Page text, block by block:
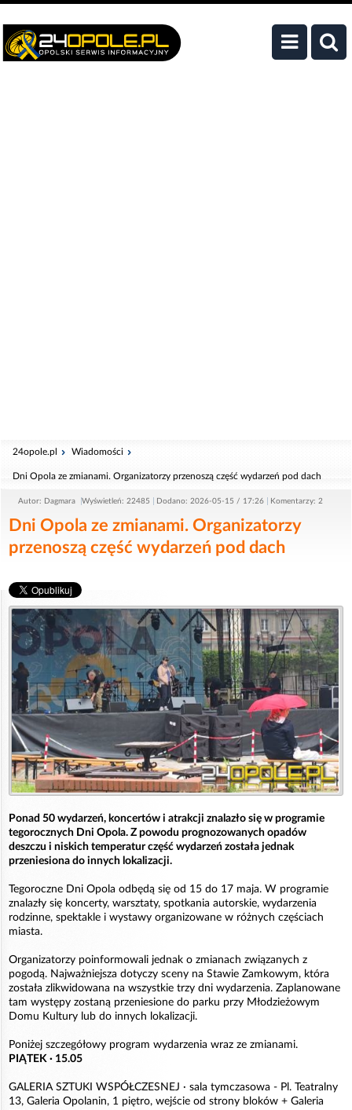
24opole.pl Wiadomości
Dni Opola ze zmianami. Organizatorzy przenoszą część wydarzeń pod dach
Autor: Dagmara Wyświetleń: 22485 Dodano: 2026-05-15 / 17:26 Komentarzy: 2
Dni Opola ze zmianami. Organizatorzy
przenoszą część wydarzeń pod dach
Ponad 50 wydarzeń, koncertów i atrakcji znalazło się w programie
tegorocznych Dni Opola. Z powodu prognozowanych opadów
deszczu i niskich temperatur część wydarzeń została jednak
przeniesiona do innych lokalizacji.
Tegoroczne Dni Opola odbędą się od 15 do 17 maja. W programie
znalazły się koncerty, warsztaty, spotkania autorskie, wydarzenia
rodzinne, spektakle i wystawy organizowane w różnych częściach
miasta.
Organizatorzy poinformowali jednak o zmianach związanych z
pogodą. Najważniejsza dotyczy sceny na Stawie Zamkowym, która
została zlikwidowana na wszystkie trzy dni wydarzenia. Zaplanowane
tam występy zostaną przeniesione do parku przy Młodzieżowym
Domu Kultury lub do innych lokalizacji.
Poniżej szczegółowy program wydarzenia wraz ze zmianami.
PIĄTEK · 15.05
GALERIA SZTUKI WSPÓŁCZESNEJ · sala tymczasowa - Pl. Teatralny
13, Galeria Opolanin, 1 piętro, wejście od strony bloków + Galeria